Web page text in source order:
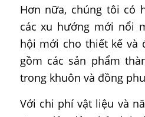
Hơn nữa, chúng tôi có
các xu hướng mới nổi
hội mới cho thiết kế và
gồm các sản phẩm
trong khuôn và đồng
Với chi phí vật liệu và